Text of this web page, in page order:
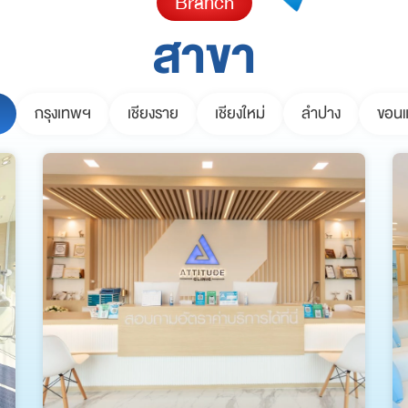
สาขา
กรุงเทพฯ เชียงราย เชียงใหม่ ลำปาง ขอน